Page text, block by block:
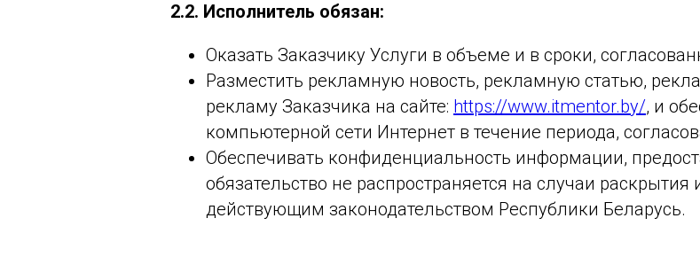
2.2. Исполнитель обязан:
Оказать Заказчику Услуги в объеме и в сроки,
Разместить рекламную новость, рекламную статью,
рекламу Заказчика на сайте: https://www.itmentor.by/, и
компьютерной сети Интернет в течение периода,
Обеспечивать конфиденциальность информации,
обязательство не распространяется на случаи
действующим законодательством Республики Беларусь.